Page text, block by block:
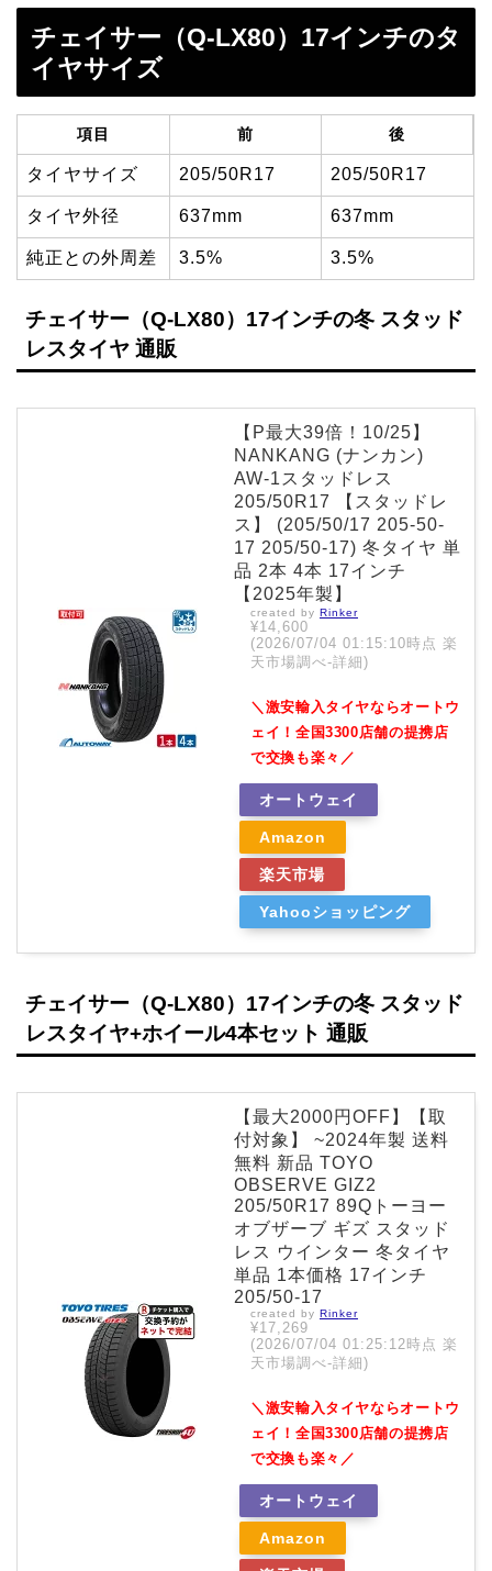
チェイサー（Q-LX80）17インチのタ
イヤサイズ
項目 前 後
タイヤサイズ 205/50R17 205/50R17
タイヤ外径 637mm 637mm
純正との外周差 3.5% 3.5%
チェイサー（Q-LX80）17インチの冬 スタッド
レスタイヤ 通販
【P最大39倍！10/25】
NANKANG (ナンカン)
AW-1スタッドレス
205/50R17 【スタッドレ
ス】 (205/50/17 205-50-
17 205/50-17) 冬タイヤ 単
品 2本 4本 17インチ
【2025年製】
created by Rinker
¥14,600
(2026/07/04 01:15:10時点 楽
天市場調べ-詳細)
＼激安輸入タイヤならオートウ
ェイ！全国3300店舗の提携店
で交換も楽々／
オートウェイ
Amazon
楽天市場
Yahooショッピング
チェイサー（Q-LX80）17インチの冬 スタッド
レスタイヤ+ホイール4本セット 通販
【最大2000円OFF】【取
付対象】 ~2024年製 送料
無料 新品 TOYO
OBSERVE GIZ2
205/50R17 89Qトーヨー
オブザーブ ギズ スタッド
レス ウインター 冬タイヤ
単品 1本価格 17インチ
205/50-17
created by Rinker
¥17,269
(2026/07/04 01:25:12時点 楽
天市場調べ-詳細)
＼激安輸入タイヤならオートウ
ェイ！全国3300店舗の提携店
で交換も楽々／
オートウェイ
Amazon